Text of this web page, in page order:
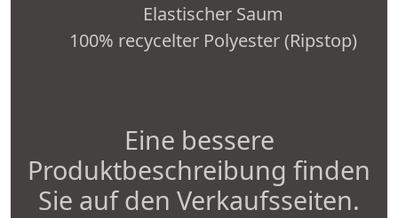
Elastischer Saum
100% recycelter Polyester (Ripstop)
Eine bessere
Produktbeschreibung finden
Sie auf den Verkaufsseiten.